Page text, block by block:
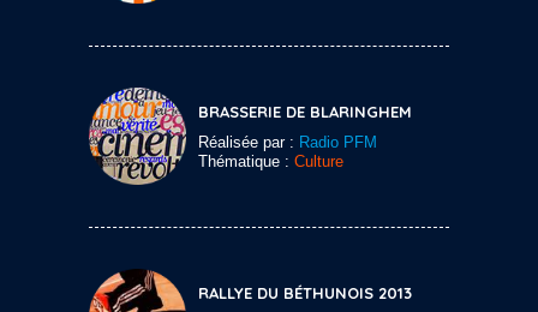
BRASSERIE DE BLARINGHEM
Réalisée par : Radio PFM
Thématique : Culture
RALLYE DU BÉTHUNOIS 2013